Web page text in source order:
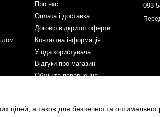
Про нас
Оплата і доставка
Договір відкритої оферти
Контактна інформація
Угода користувача
Відгуки про магазин
Обмін та повернення
093
цілей, а також для безпечної та оптимальної